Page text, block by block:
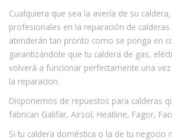
Cualquiera que sea la avería de su
profesionales en la reparación de
atenderán tan pronto como se ponga en
garantizándote que tu caldera de gas,
volverá a funcionar perfectamente una
la reparacion.
Disponemos de repuestos para calderas
fabrican Galifar, Airsol, Heatline, Fagor,
Si tu caldera doméstica o la de tu negocio